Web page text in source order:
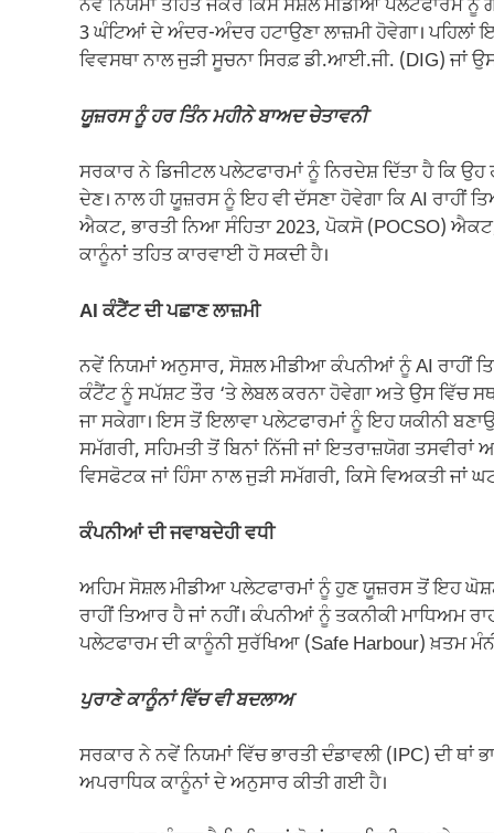
ਨਵੇਂ ਨਿਯਮਾਂ ਤਹਿਤ ਜੇਕਰ ਕਿਸੇ ਸੋਸ਼ਲ ਮੀਡੀਆ ਪਲੇਟਫਾਰਮ ਨੂੰ
3 ਘੰਟਿਆਂ ਦੇ ਅੰਦਰ-ਅੰਦਰ ਹਟਾਉਣਾ ਲਾਜ਼ਮੀ ਹੋਵੇਗਾ। ਪਹਿਲਾਂ
ਵਿਵਸਥਾ ਨਾਲ ਜੁੜੀ ਸੂਚਨਾ ਸਿਰਫ਼ ਡੀ.ਆਈ.ਜੀ. (DIG) ਜਾਂ
ਯੂਜ਼ਰਸ ਨੂੰ ਹਰ ਤਿੰਨ ਮਹੀਨੇ ਬਾਅਦ ਚੇਤਾਵਨੀ
ਸਰਕਾਰ ਨੇ ਡਿਜੀਟਲ ਪਲੇਟਫਾਰਮਾਂ ਨੂੰ ਨਿਰਦੇਸ਼ ਦਿੱਤਾ ਹੈ ਕਿ
ਦੇਣ। ਨਾਲ ਹੀ ਯੂਜ਼ਰਸ ਨੂੰ ਇਹ ਵੀ ਦੱਸਣਾ ਹੋਵੇਗਾ ਕਿ AI
ਐਕਟ, ਭਾਰਤੀ ਨਿਆ ਸੰਹਿਤਾ 2023, ਪੋਕਸੋ (POCSO)
ਕਾਨੂੰਨਾਂ ਤਹਿਤ ਕਾਰਵਾਈ ਹੋ ਸਕਦੀ ਹੈ।
AI ਕੰਟੈਂਟ ਦੀ ਪਛਾਣ ਲਾਜ਼ਮੀ
ਨਵੇਂ ਨਿਯਮਾਂ ਅਨੁਸਾਰ, ਸੋਸ਼ਲ ਮੀਡੀਆ ਕੰਪਨੀਆਂ ਨੂੰ AI ਰਾਹੀਂ
ਕੰਟੈਂਟ ਨੂੰ ਸਪੱਸ਼ਟ ਤੌਰ ‘ਤੇ ਲੇਬਲ ਕਰਨਾ ਹੋਵੇਗਾ ਅਤੇ ਉਸ ਵਿੱਚ
ਜਾ ਸਕੇਗਾ। ਇਸ ਤੋਂ ਇਲਾਵਾ ਪਲੇਟਫਾਰਮਾਂ ਨੂੰ ਇਹ ਯਕੀਨੀ
ਸਮੱਗਰੀ, ਸਹਿਮਤੀ ਤੋਂ ਬਿਨਾਂ ਨਿੱਜੀ ਜਾਂ ਇਤਰਾਜ਼ਯੋਗ
ਵਿਸਫੋਟਕ ਜਾਂ ਹਿੰਸਾ ਨਾਲ ਜੁੜੀ ਸਮੱਗਰੀ, ਕਿਸੇ ਵਿਅਕਤੀ ਜਾਂ
ਕੰਪਨੀਆਂ ਦੀ ਜਵਾਬਦੇਹੀ ਵਧੀ
ਅਹਿਮ ਸੋਸ਼ਲ ਮੀਡੀਆ ਪਲੇਟਫਾਰਮਾਂ ਨੂੰ ਹੁਣ ਯੂਜ਼ਰਸ ਤੋਂ ਇਹ
ਰਾਹੀਂ ਤਿਆਰ ਹੈ ਜਾਂ ਨਹੀਂ। ਕੰਪਨੀਆਂ ਨੂੰ ਤਕਨੀਕੀ ਮਾਧਿਅਮ
ਪਲੇਟਫਾਰਮ ਦੀ ਕਾਨੂੰਨੀ ਸੁਰੱਖਿਆ (Safe Harbour) ਖ਼ਤਮ
ਪੁਰਾਣੇ ਕਾਨੂੰਨਾਂ ਵਿੱਚ ਵੀ ਬਦਲਾਅ
ਸਰਕਾਰ ਨੇ ਨਵੇਂ ਨਿਯਮਾਂ ਵਿੱਚ ਭਾਰਤੀ ਦੰਡਾਵਲੀ (IPC) ਦੀ
ਅਪਰਾਧਿਕ ਕਾਨੂੰਨਾਂ ਦੇ ਅਨੁਸਾਰ ਕੀਤੀ ਗਈ ਹੈ।